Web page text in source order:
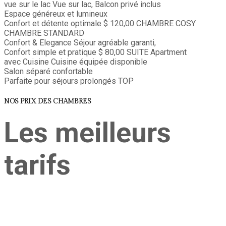
vue sur le lac Vue sur lac, Balcon privé inclus
Espace généreux et lumineux
Confort et détente optimale $ 120,00 CHAMBRE COSY
CHAMBRE STANDARD
Confort & Elegance Séjour agréable garanti,
Confort simple et pratique $ 80,00 SUITE Apartment
avec Cuisine Cuisine équipée disponible
Salon séparé confortable
Parfaite pour séjours prolongés TOP
NOS PRIX DES CHAMBRES
Les meilleurs
tarifs